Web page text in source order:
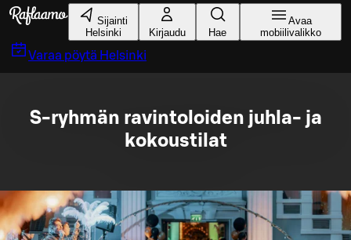
Siirry pääsisältöön
Sijainti
Helsinki
Kirjaudu Hae
Avaa
mobiilivalikko
Varaa pöytä Helsinki
S-ryhmän ravintoloiden juhla- ja
kokoustilat